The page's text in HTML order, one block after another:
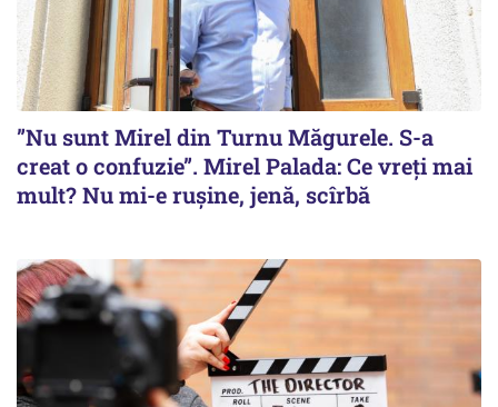
”Nu sunt Mirel din Turnu Măgurele. S-a
creat o confuzie”. Mirel Palada: Ce vreți mai
mult? Nu mi-e rușine, jenă, scîrbă